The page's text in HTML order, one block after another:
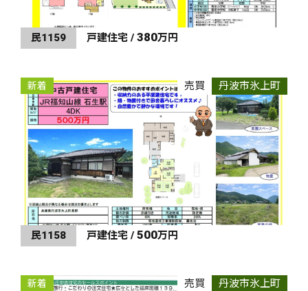
民1159 戸建住宅 / 380万円
新着 売買 丹波市氷上町
民1158 戸建住宅 / 500万円
新着 売買 丹波市氷上町